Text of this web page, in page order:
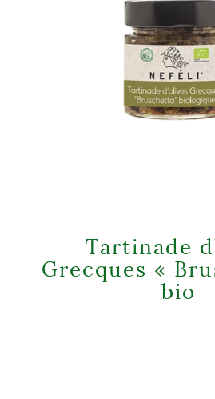
Tartinade
Grecques «
bio